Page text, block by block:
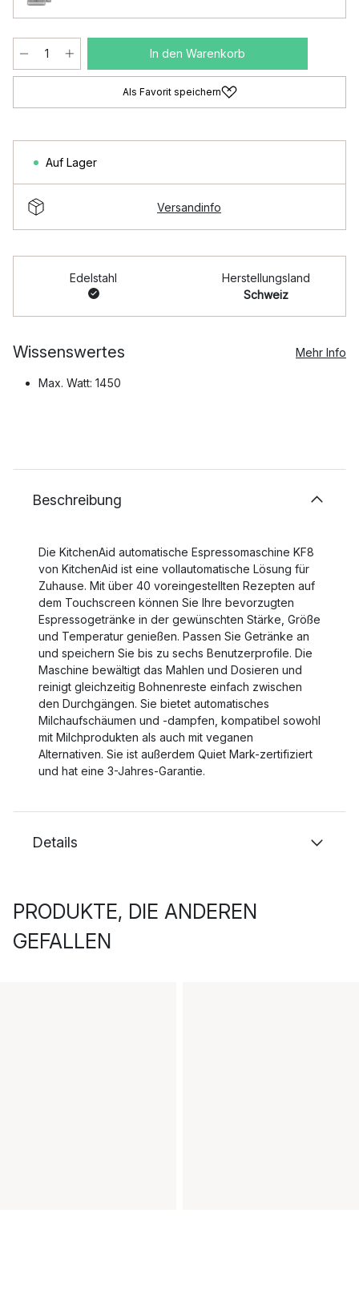
In den Warenkorb
Als Favorit speichern
Auf Lager
Versandinfo
Edelstahl
Herstellungsland
Schweiz
Wissenswertes Mehr Info
Max. Watt: 1450
Beschreibung
Die KitchenAid automatische Espressomaschine KF8
von KitchenAid ist eine vollautomatische Lösung für
Zuhause. Mit über 40 voreingestellten Rezepten auf
dem Touchscreen können Sie Ihre bevorzugten
Espressogetränke in der gewünschten Stärke, Größe
und Temperatur genießen. Passen Sie Getränke an
und speichern Sie bis zu sechs Benutzerprofile. Die
Maschine bewältigt das Mahlen und Dosieren und
reinigt gleichzeitig Bohnenreste einfach zwischen
den Durchgängen. Sie bietet automatisches
Milchaufschäumen und -dampfen, kompatibel sowohl
mit Milchprodukten als auch mit veganen
Alternativen. Sie ist außerdem Quiet Mark-zertifiziert
und hat eine 3-Jahres-Garantie.
Details
PRODUKTE, DIE ANDEREN
GEFALLEN